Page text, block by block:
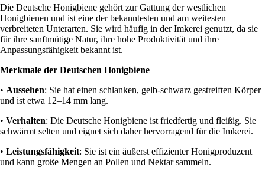
Die Deutsche Honigbiene gehört zur Gattung der westlichen
Honigbienen und ist eine der bekanntesten und am weitesten
verbreiteten Unterarten. Sie wird häufig in der Imkerei genutzt, da sie
für ihre sanftmütige Natur, ihre hohe Produktivität und ihre
Anpassungsfähigkeit bekannt ist.
Merkmale der Deutschen Honigbiene
• Aussehen: Sie hat einen schlanken, gelb-schwarz gestreiften Körper
und ist etwa 12–14 mm lang.
• Verhalten: Die Deutsche Honigbiene ist friedfertig und fleißig. Sie
schwärmt selten und eignet sich daher hervorragend für die Imkerei.
• Leistungsfähigkeit: Sie ist ein äußerst effizienter Honigproduzent
und kann große Mengen an Pollen und Nektar sammeln.